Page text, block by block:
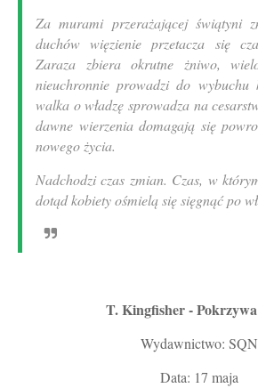
Za murami przerażającej świątyni
duchów więzienie przetacza się
Zaraza zbiera okrutne żniwo,
nieuchronnie prowadzi do wybuchu
walka o władzę sprowadza na
dawne wierzenia domagają się
nowego życia.
Nadchodzi czas zmian. Czas, w
dotąd kobiety ośmielą się sięgnąć po
T. Kingfisher -
Wydawnictwo: SQN
Data: 17 maja